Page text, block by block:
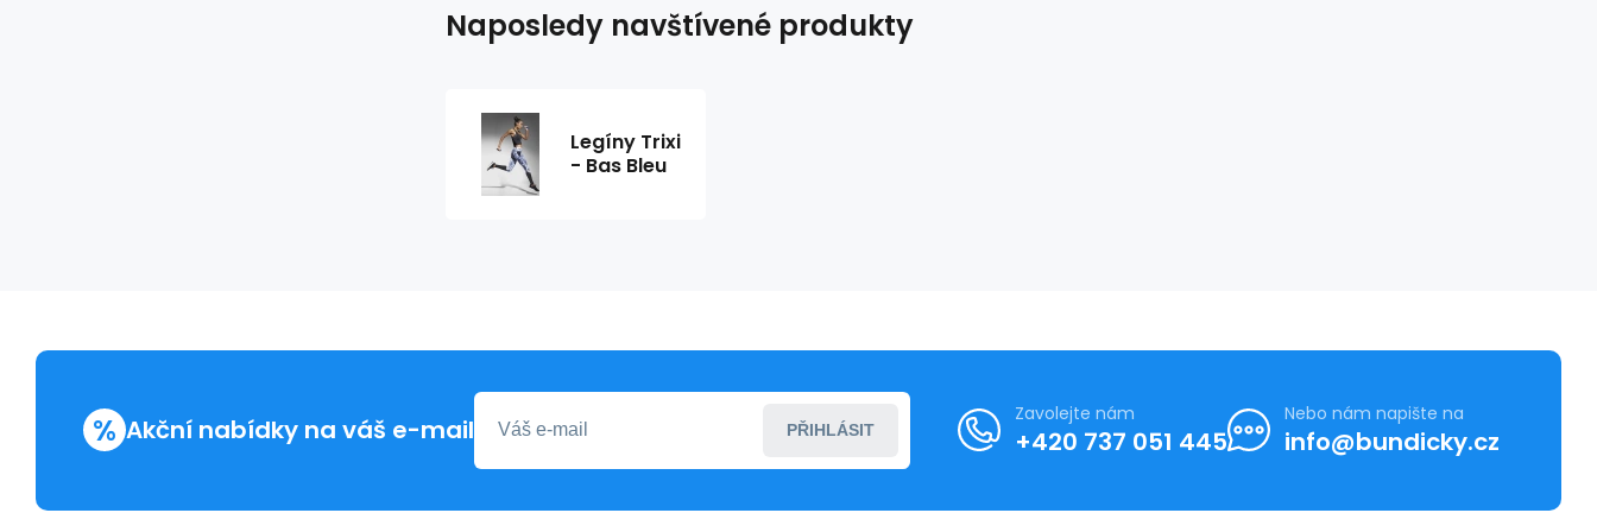
Naposledy navštívené produkty
Legíny Trixi
- Bas Bleu
% Akční nabídky na váš e-mail PŘIHLÁSIT
Zavolejte nám
+420 737 051 445
Nebo nám napište na
info@bundicky.cz